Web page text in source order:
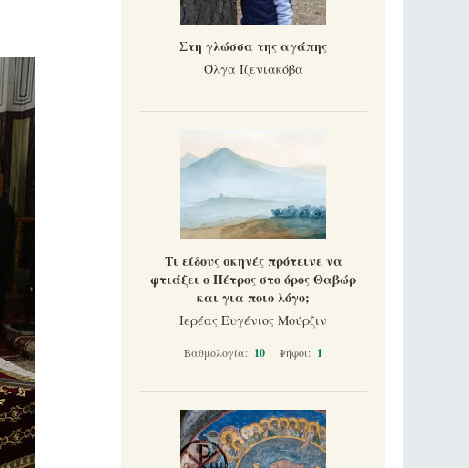
Στη γλώσσα της αγάπης
Όλγα Ιζενιακόβα
Τι είδους σκηνές πρότεινε να
φτιάξει ο Πέτρος στο όρος Θαβώρ
και για ποιο λόγο;
Ιερέας Ευγένιος Μούρζιν
Βαθμολογία: 10 Ψήφοι: 1